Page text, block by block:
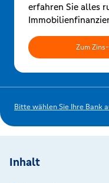
erfahren Sie alles
Zum
Bitte wählen Sie Ihre Bank
Inhalt